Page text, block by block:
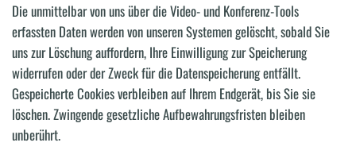
Die unmittelbar von uns über die Video- und Konferenz-Tools
erfassten Daten werden von unseren Systemen gelöscht, sobald Sie
uns zur Löschung auffordern, Ihre Einwilligung zur Speicherung
widerrufen oder der Zweck für die Datenspeicherung entfällt.
Gespeicherte Cookies verbleiben auf Ihrem Endgerät, bis Sie sie
löschen. Zwingende gesetzliche Aufbewahrungsfristen bleiben
unberührt.